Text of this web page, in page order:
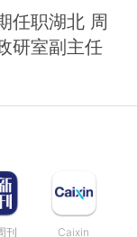
任职湖北 周
研室副主任
刊 Caixin